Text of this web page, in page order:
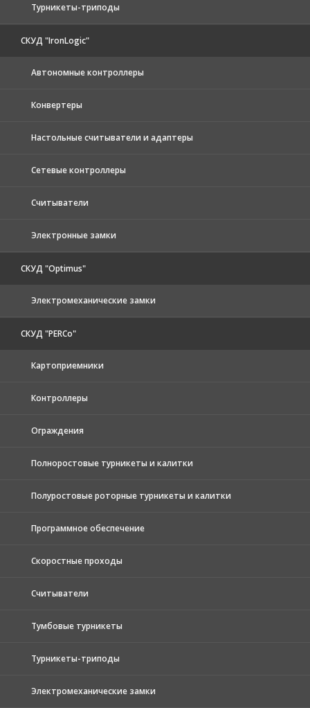
Турникеты-триподы
СКУД "IronLogic"
Автономные контроллеры
Конвертеры
Настольные считыватели и адаптеры
Сетевые контроллеры
Считыватели
Электронные замки
СКУД "Optimus"
Электромеханические замки
СКУД "PERCo"
Картоприемники
Контроллеры
Ограждения
Полноростовые турникеты и калитки
Полуростовые роторные турникеты и калитки
Программное обеспечение
Скоростные проходы
Считыватели
Тумбовые турникеты
Турникеты-триподы
Электромеханические замки